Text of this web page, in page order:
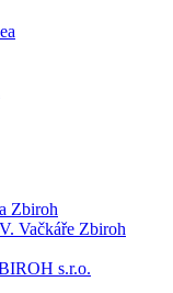
Zbiroh
Vačkáře Zbiroh
s.r.o.